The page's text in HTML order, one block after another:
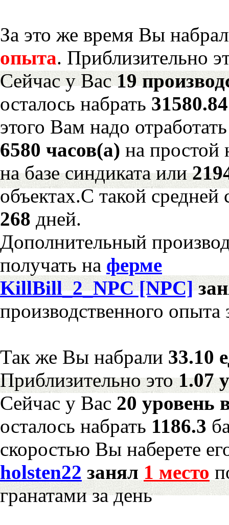
За это же время Вы
опыта. Приблизительно
Сейчас у Вас19
осталось набрать
этого Вам надо отработать
6580 часов(а) на
на базе синдиката или
объектах.С такой
268 дней.
Дополнительный
получать на ферме
KillBill_2_NPC [NPC]
производственного опыта
Так же Вы набрали 33.10
Приблизительно это1.07
Сейчас у Вас 20 уровень
осталось набрать 1186.3
скоростью Вы наберете
holsten22 занял 1 место
гранатами за день